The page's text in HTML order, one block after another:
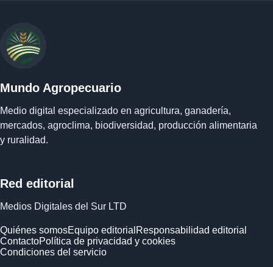
Mundo Agropecuario
Medio digital especializado en agricultura, ganadería,
mercados, agroclima, biodiversidad, producción alimentaria
y ruralidad.
Red editorial
Medios Digitales del Sur LTD
Quiénes somosEquipo editorial Responsabilidad editorial
ContactoPolítica de privacidad y cookies
Condiciones del servicio